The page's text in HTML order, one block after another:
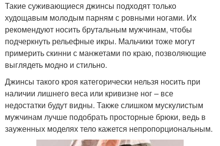
Такие суживающиеся джинсы подходят только
худощавым молодым парням с ровными ногами. Их
рекомендуют носить брутальным мужчинам, чтобы
подчеркнуть рельефные икры. Мальчики тоже могут
примерить скинни с манжетами по краю, позволяющие
выглядеть модно и стильно.
Джинсы такого кроя категорически нельзя носить при
наличии лишнего веса или кривизне ног – все
недостатки будут видны. Также слишком мускулистым
мужчинам лучше подобрать просторные брюки, ведь в
зауженных моделях тело кажется непропорциональным.